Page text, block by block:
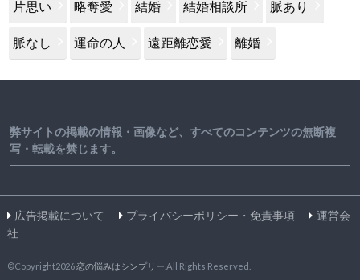
片思い 略奪愛 結婚 結婚相談所 脈あり
脈なし 運命の人 遠距離恋愛 離婚
弊サイトの掲載の情報・画像など、すべてのコンテンツの無断複
写・転載を禁じます。
広告掲載について プライバシーポリシー・免責事項
運営会
社
©Copyright2026恋の悩みはシンプリー .All Rights Reserved.